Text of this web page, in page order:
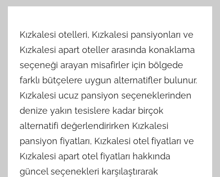
Kızkalesi otelleri, Kızkalesi pansiyonları ve
Kızkalesi apart oteller arasında konaklama
seçeneği arayan misafirler için bölgede
farklı bütçelere uygun alternatifler bulunur.
Kızkalesi ucuz pansiyon seçeneklerinden
denize yakın tesislere kadar birçok
alternatifi değerlendirirken Kızkalesi
pansiyon fiyatları, Kızkalesi otel fiyatları ve
Kızkalesi apart otel fiyatları hakkında
güncel seçenekleri karşılaştırarak